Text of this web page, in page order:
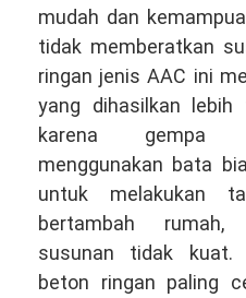
mudah dan
tidak memberatkan
ringan jenis AAC ini
yang dihasilkan lebih
karena gempa
menggunakan bata
untuk melakukan
bertambah rumah,
susunan tidak kuat.
beton ringan paling